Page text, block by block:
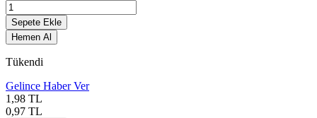
Sepete Ekle
Hemen Al
Tükendi
Gelince Haber Ver
1,98 TL
0,97 TL